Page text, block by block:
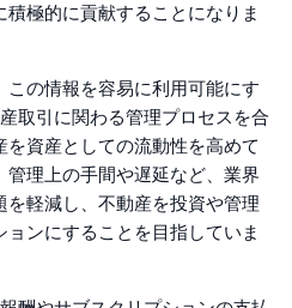
極的に貢献することになりま
の情報を容易に利用可能にす
取引に関わる管理プロセスを合
資産としての流動性を高めて
理上の手間や遅延など、業界
軽減し、不動産を投資や管理
ンにすることを目指していま